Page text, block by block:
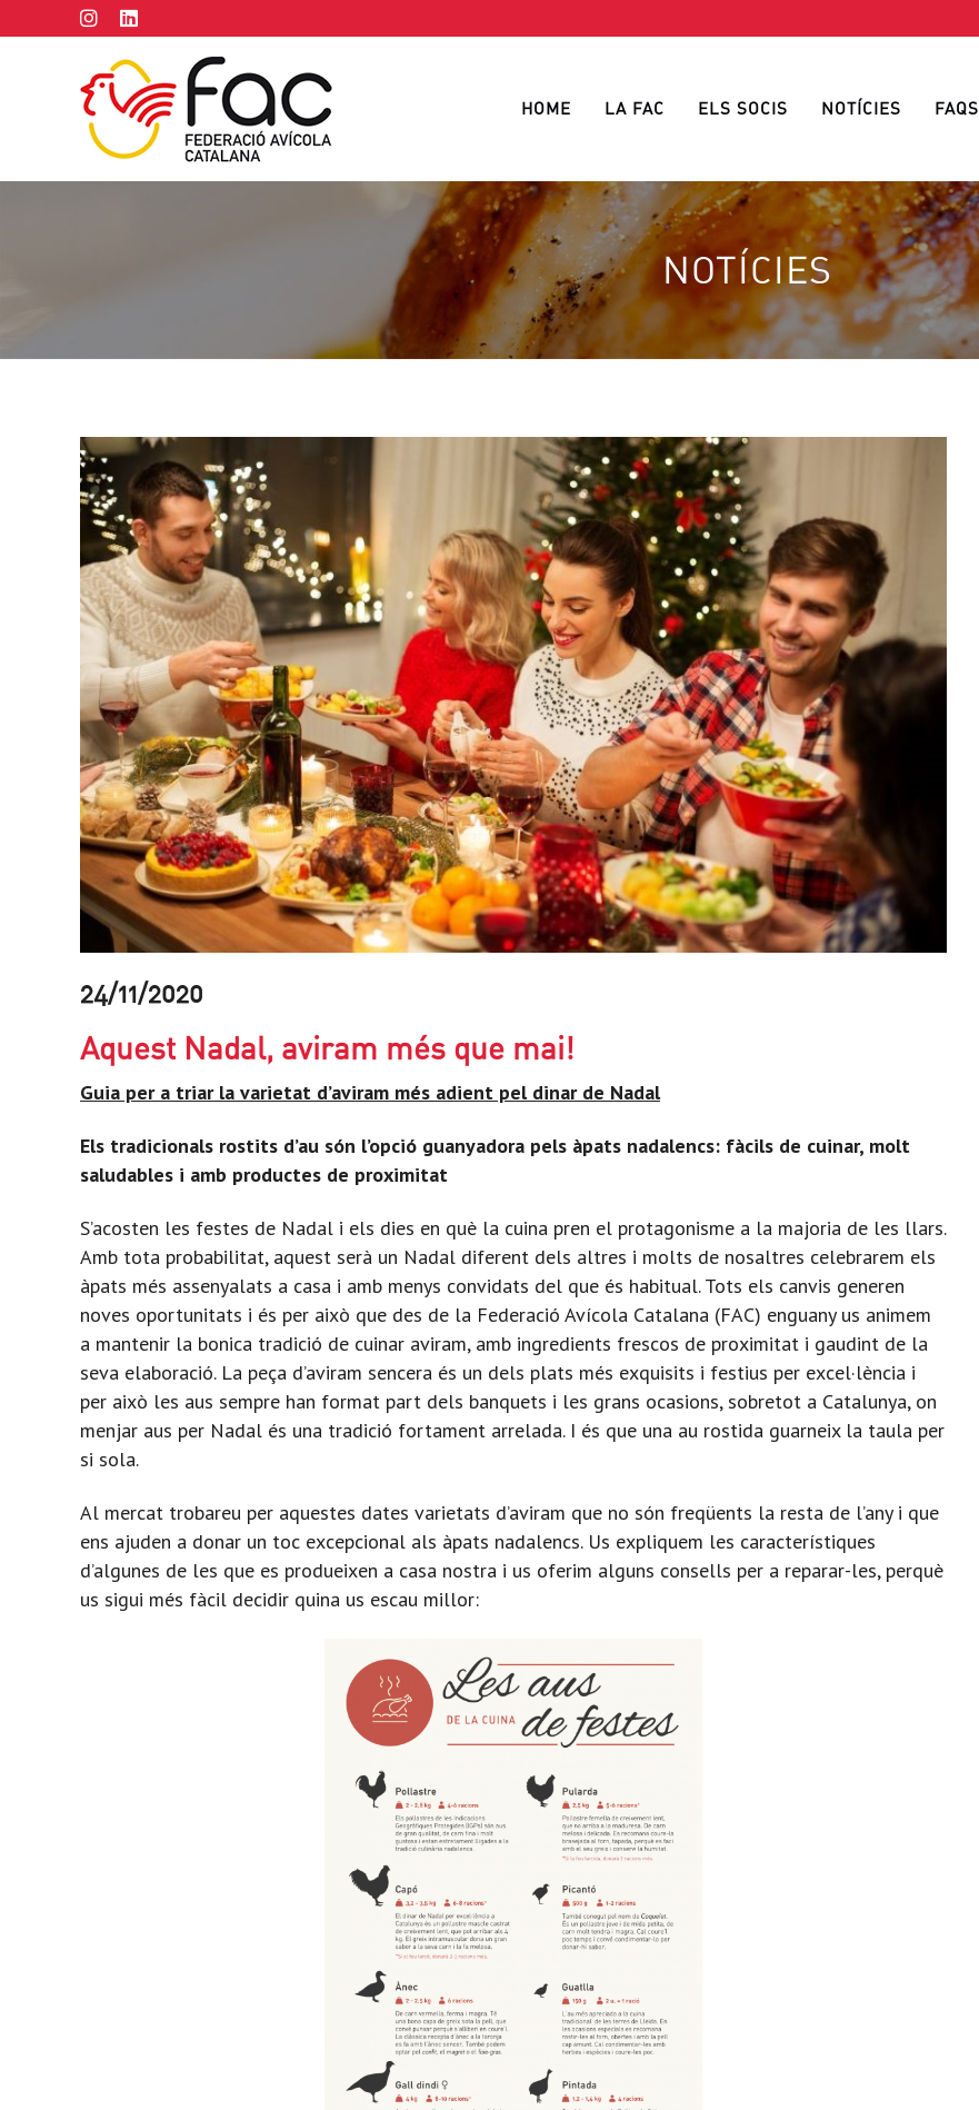
HOME LA FAC ELS SOCIS NOTÍCIES FAQS
NOTÍCIES
24/11/2020
Aquest Nadal, aviram més que mai!
Guia per a triar la varietat d’aviram més adient pel dinar de Nadal
Els tradicionals rostits d’au són l’opció guanyadora pels àpats nadalencs: fàcils de cuinar, molt
saludables i amb productes de proximitat
S’acosten les festes de Nadal i els dies en què la cuina pren el protagonisme a la majoria de les llars.
Amb tota probabilitat, aquest serà un Nadal diferent dels altres i molts de nosaltres celebrarem els
àpats més assenyalats a casa i amb menys convidats del que és habitual. Tots els canvis generen
noves oportunitats i és per això que des de la Federació Avícola Catalana (FAC) enguany us animem
a mantenir la bonica tradició de cuinar aviram, amb ingredients frescos de proximitat i gaudint de la
seva elaboració. La peça d’aviram sencera és un dels plats més exquisits i festius per excel·lència i
per això les aus sempre han format part dels banquets i les grans ocasions, sobretot a Catalunya, on
menjar aus per Nadal és una tradició fortament arrelada. I és que una au rostida guarneix la taula per
si sola.
Al mercat trobareu per aquestes dates varietats d’aviram que no són freqüents la resta de l’any i que
ens ajuden a donar un toc excepcional als àpats nadalencs. Us expliquem les característiques
d’algunes de les que es produeixen a casa nostra i us oferim alguns consells per a reparar-les, perquè
us sigui més fàcil decidir quina us escau millor: